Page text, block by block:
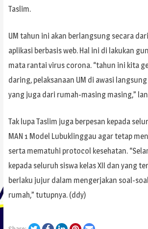
Taslim.
UM tahun ini akan berlangsung secara
aplikasi berbasis web. Hal ini di lakukan
mata rantai virus corona. “tahun ini kita
daring, pelaksanaan UM di awasi
yang juga dari rumah-masing masing,”
Tak lupa Taslim juga berpesan kepada
MAN 1 Model Lubuklinggau agar tetap
serta mematuhi protocol kesehatan.
kepada seluruh siswa kelas XII dan yang
berlaku jujur dalam mengerjakan soal-
rumah,” tutupnya. (ddy)